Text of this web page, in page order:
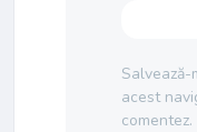
acest
comentez.